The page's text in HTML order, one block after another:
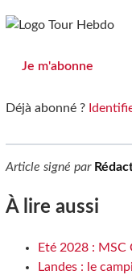
Je m'abonne
Déjà abonné ?
Article signé par
À lire aussi
Eté 2028 : MSC
Landes : le